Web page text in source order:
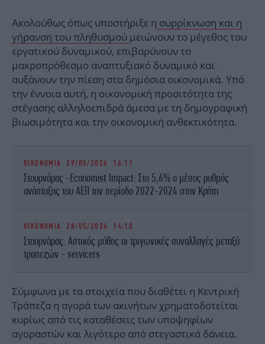
Ακολούθως όπως υποστήριξε η συρρίκνωση και η
γήρανση του πληθυσμού μειώνουν το μέγεθος του
εργατικού δυναμικού, επιβαρύνουν το
μακροπρόθεσμο αναπτυξιακό δυναμικό και
αυξάνουν την πίεση στα δημόσια οικονομικά. Υπό
την έννοια αυτή, η οικονομική προσιτότητα της
στέγασης αλληλοεπιδρά άμεσα με τη δημογραφική
βιωσιμότητα και την οικονομική ανθεκτικότητα.
ΟΙΚΟΝΟΜΙΑ 29/05/2026 16:11
Στουρνάρας -Economist Impact: Στο 5,6% ο μέσος ρυθμός
ανάπτυξης του ΑΕΠ την περίοδο 2022-2024 στην Κρήτη
ΟΙΚΟΝΟΜΙΑ 28/05/2026 14:10
Στουρνάρας: Αστικός μύθος οι τριγωνικές συναλλαγές μεταξύ
τραπεζών - servicers
Σύμφωνα με τα στοιχεία που διαθέτει η Κεντρική
Τράπεζα η αγορά των ακινήτων χρηματοδοτείται
κυρίως από τις καταθέσεις των υποψηφίων
αγοραστών και λιγότερο από στεγαστικά δάνεια.